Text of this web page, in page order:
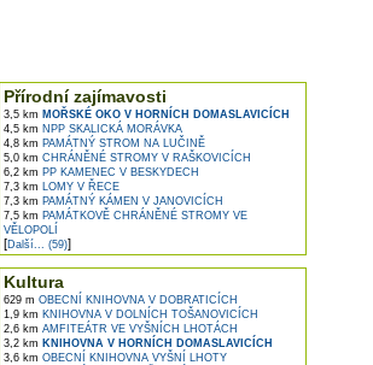
Přírodní zajímavosti
3,5 km MOŘSKÉ OKO V HORNÍCH DOMASLAVICÍCH
4,5 km NPP SKALICKÁ MORÁVKA
4,8 km PAMÁTNÝ STROM NA LUČINĚ
5,0 km CHRÁNĚNÉ STROMY V RAŠKOVICÍCH
6,2 km PP KAMENEC V BESKYDECH
7,3 km LOMY V ŘECE
7,3 km PAMÁTNÝ KÁMEN V JANOVICÍCH
7,5 km PAMÁTKOVĚ CHRÁNĚNÉ STROMY VE
VĚLOPOLÍ
[Další... (59)]
Kultura
629 m OBECNÍ KNIHOVNA V DOBRATICÍCH
1,9 km KNIHOVNA V DOLNÍCH TOŠANOVICÍCH
2,6 km AMFITEÁTR VE VYŠNÍCH LHOTÁCH
3,2 km KNIHOVNA V HORNÍCH DOMASLAVICÍCH
3,6 km OBECNÍ KNIHOVNA VYŠNÍ LHOTY